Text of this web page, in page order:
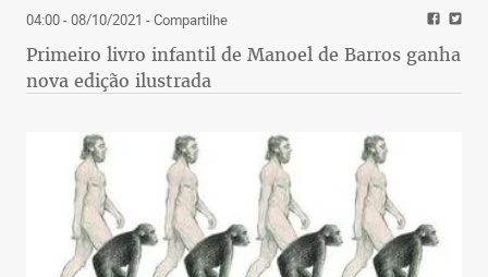
04:00 - 08/10/2021 - Compartilhe
Primeiro livro infantil de Manoel de Barros ganha
nova edição ilustrada